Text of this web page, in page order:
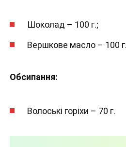
Шоколад – 100 г.;
Вершкове масло – 100 г.
Обсипання:
Волоські горіхи – 70 г.